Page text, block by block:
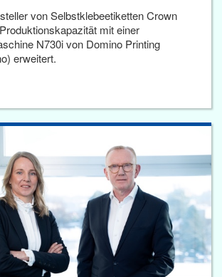
von Selbstklebeetiketten Crown
mit einer
N730i von Domino Printing
erweitert.